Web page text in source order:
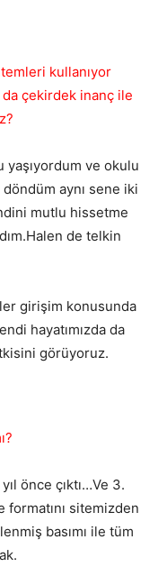
kullanıyor
çekirdek inanç ile
ve okulu
döndüm aynı sene iki
mutlu hissetme
de telkin
girişim konusunda
hayatımızda da
görüyoruz.
önce çıktı…Ve 3.
formatını sitemizden
basımı ile tüm